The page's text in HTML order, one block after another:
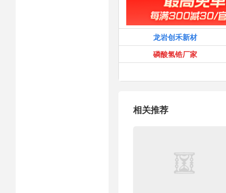
龙岩创禾新材
磷酸氢锆厂家
相关推荐